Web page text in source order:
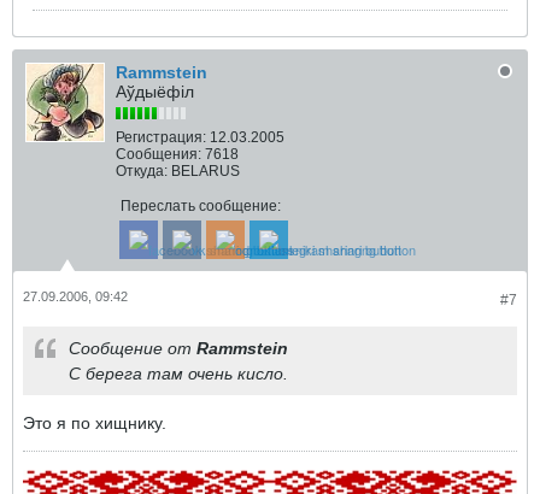
Rammstein
Аўдыёфіл
Регистрация: 12.03.2005
Сообщения: 7618
Откуда: BELARUS
Переслать сообщение:
#7
27.09.2006, 09:42
Сообщение от Rammstein
С берега там очень кисло.
Это я по хищнику.